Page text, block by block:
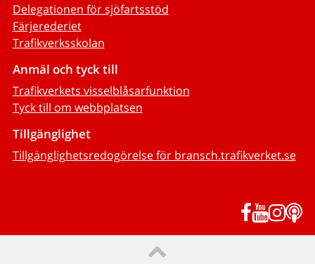
Delegationen för sjöfartsstöd
Färjerederiet
Trafikverksskolan
Anmäl och tyck till
Trafikverkets visselblåsarfunktion
Tyck till om webbplatsen
Tillgänglighet
Tillgänglighetsredogörelse för bransch.trafikverket.se
Facebook
YouTube